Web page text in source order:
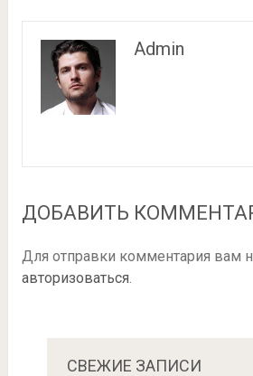
Admin
ДОБАВИТЬ
Для отправки комментария вам
авторизоваться.
СВЕЖИЕ ЗАПИСИ